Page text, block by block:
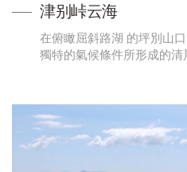
津别峠云海
在俯瞰屈斜路湖 的坪別山
獨特的氣候條件所形成的